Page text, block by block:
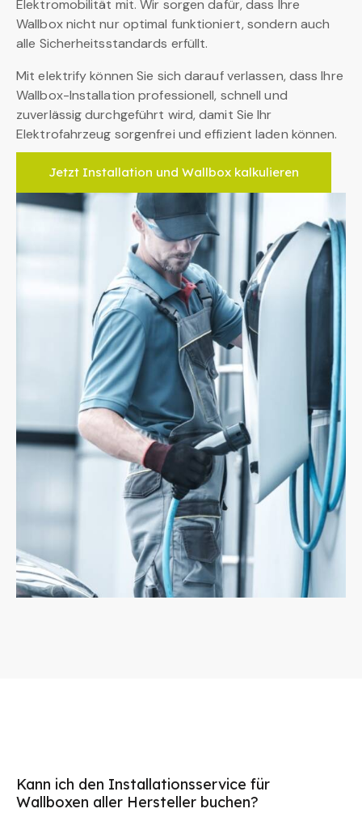
Elektromobilität mit. Wir sorgen dafür, dass Ihre
Wallbox nicht nur optimal funktioniert, sondern auch
alle Sicherheitsstandards erfüllt.
Mit elektrify können Sie sich darauf verlassen, dass Ihre
Wallbox-Installation professionell, schnell und
zuverlässig durchgeführt wird, damit Sie Ihr
Elektrofahrzeug sorgenfrei und effizient laden können.
Jetzt Installation und Wallbox kalkulieren
Kann ich den Installationsservice für
Wallboxen aller Hersteller buchen?